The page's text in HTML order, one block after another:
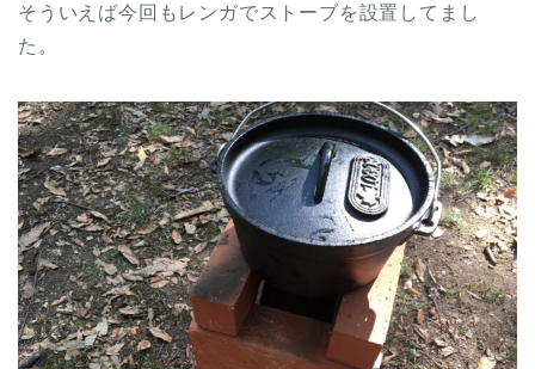
そういえば今回もレンガでストーブを設置してまし
た。